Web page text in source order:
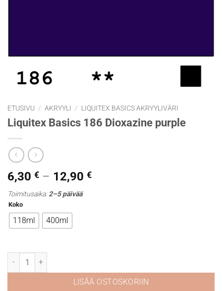
ETUSIVU / AKRYYLI / LIQUITEX BASICS AKRYYLIVÄRI
Liquitex Basics 186 Dioxazine purple
6,30 € – 12,90 €Hintaluokka:
Toimitusaika:2–5 päivää
Koko
118ml 400ml
Liquitex Basics 186 Dioxazine purple määrä
LISÄÄ OSTOSKORIIN